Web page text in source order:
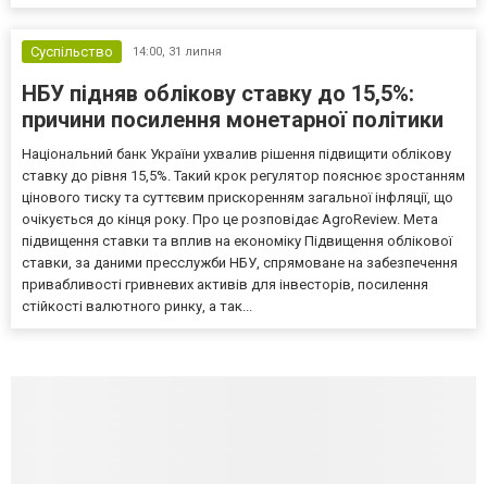
Суспільство 14:00, 31 липня
НБУ підняв облікову ставку до 15,5%:
причини посилення монетарної політики
Національний банк України ухвалив рішення підвищити облікову
ставку до рівня 15,5%. Такий крок регулятор пояснює зростанням
цінового тиску та суттєвим прискоренням загальної інфляції, що
очікується до кінця року. Про це розповідає AgroReview. Мета
підвищення ставки та вплив на економіку Підвищення облікової
ставки, за даними пресслужби НБУ, спрямоване на забезпечення
привабливості гривневих активів для інвесторів, посилення
стійкості валютного ринку, а так...